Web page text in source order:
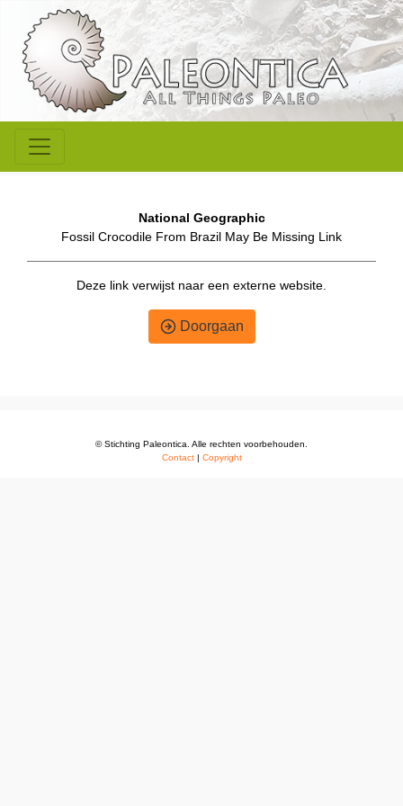
National Geographic
Fossil Crocodile From Brazil May Be Missing Link
Deze link verwijst naar een externe website.
Doorgaan
© Stichting Paleontica. Alle rechten voorbehouden.
Contact| Copyright